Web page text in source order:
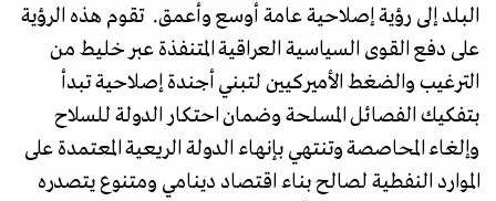
البلد إلى رؤية إصلاحية عامة أوسع وأعمق. تقوم هذه الرؤية
على دفع القوى السياسية العراقية المتنفذة عبر خليط من
الترغيب والضغط الأميركيين لتبني أجندة إصلاحية تبدأ
بتفكيك الفصائل المسلحة وضمان احتكار الدولة للسلاح
وإلغاء المحاصصة وتنتهي بإنهاء الدولة الريعية المعتمدة على
الموارد النفطية لصالح بناء اقتصاد دينامي ومتنوع يتصدره